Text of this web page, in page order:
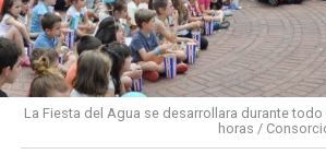
La Fiesta del Agua se desarrollara durante todo
horas /